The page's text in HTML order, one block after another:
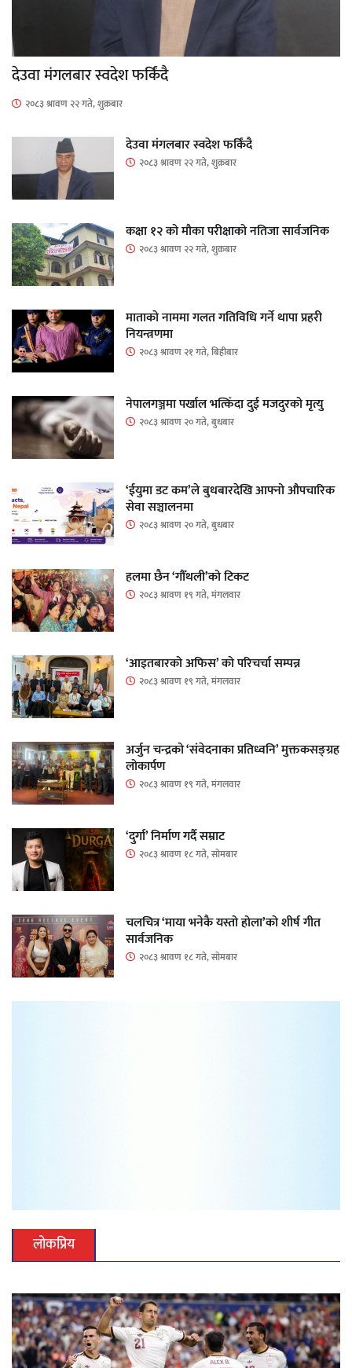
देउवा मंगलबार स्वदेश फर्किंदै
२०८३ श्रावण २२ गते, शुक्रबार
देउवा मंगलबार स्वदेश फर्किंदै
२०८३ श्रावण २२ गते, शुक्रबार
कक्षा १२ को मौका परीक्षाको नतिजा सार्वजनिक
२०८३ श्रावण २२ गते, शुक्रबार
माताकाे नाममा गलत गतिविधि गर्ने थापा प्रहरी
नियन्त्रणमा
२०८३ श्रावण २१ गते, बिहीबार
नेपालगञ्जमा पर्खाल भत्किँदा दुई मजदुरको मृत्यु
२०८३ श्रावण २० गते, बुधबार
‘ईयुमा डट कम’ले बुधबारदेखि आफ्नो औपचारिक
सेवा सञ्चालनमा
२०८३ श्रावण २० गते, बुधबार
हलमा छैन ‘गौँथली’को टिकट
२०८३ श्रावण १९ गते, मंगलवार
‘आइतबारको अफिस’ को परिचर्चा सम्पन्न
२०८३ श्रावण १९ गते, मंगलवार
अर्जुन चन्द्रको ‘संवेदनाका प्रतिध्वनि’ मुक्तकसङ्ग्रह
लोकार्पण
२०८३ श्रावण १९ गते, मंगलवार
‘दुर्गा’ निर्माण गर्दै सम्राट
२०८३ श्रावण १८ गते, सोमबार
चलचित्र ‘माया भनेकै यस्तो होला’को शीर्ष गीत
सार्वजनिक
२०८३ श्रावण १८ गते, सोमबार
लोकप्रिय